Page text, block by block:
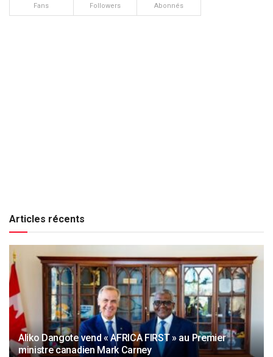
Fans Followers Abonnés
Articles récents
Aliko Dangote vend « AFRICA FIRST » au Premier
ministre canadien Mark Carney